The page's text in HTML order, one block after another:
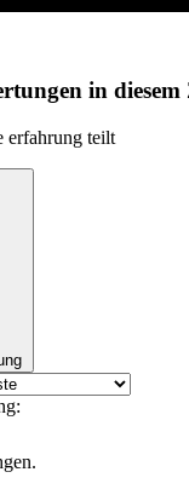
in
erfahrung teilt